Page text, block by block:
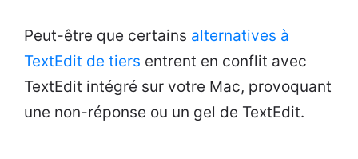
Peut-être que certains alternatives à
TextEdit de tiers entrent en conflit avec
TextEdit intégré sur votre Mac, provoquant
une non-réponse ou un gel de TextEdit.